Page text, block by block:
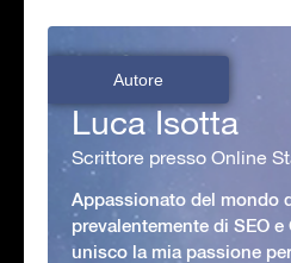
Autore
Luca Isotta
Scrittore presso Online
Appassionato del mondo
prevalentemente di SEO
unisco la mia passione